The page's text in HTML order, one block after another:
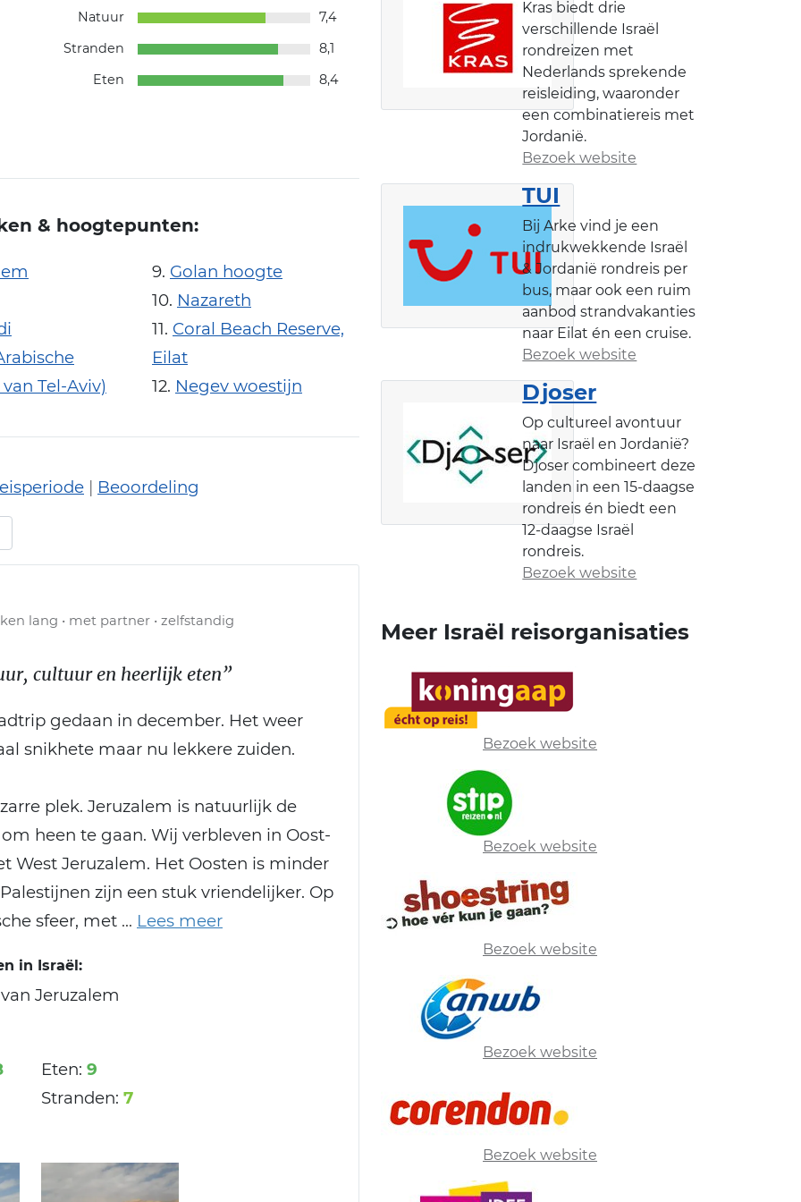
Natuur
7,4
Stranden
8,1
Eten
8,4
& hoogtepunten:
Tel-Aviv)
Golan hoogte
Nazareth
Coral Beach Reserve,
Eilat
Negev woestijn
| Beoordeling
lang • met partner • zelfstandig
cultuur en heerlijk eten”
gedaan in december. Het weer
snikhete maar nu lekkere zuiden.
plek. Jeruzalem is natuurlijk de
heen te gaan. Wij verbleven in Oost-
West Jeruzalem. Het Oosten is minder
zijn een stuk vriendelijker. Op
sfeer, met
in Israël:
Jeruzalem
Eten: 9
Stranden: 7
Kras biedt drie
verschillende Israël
rondreizen met
Nederlands sprekende
reisleiding, waaronder
een combinatiereis met
Jordanië.
Bezoek website
TUI
Bij Arke vind je een
indrukwekkende Israël
& Jordanië rondreis per
bus, maar ook een ruim
aanbod strandvakanties
naar Eilat én een cruise.
Bezoek website
Djoser
Op cultureel avontuur
naar Israël en Jordanië?
Djoser combineert deze
landen in een 15-daagse
rondreis én biedt een
12-daagse Israël
rondreis.
Bezoek website
Meer Israël reisorganisaties
Bezoek website
Bezoek website
Bezoek website
Bezoek website
Bezoek website